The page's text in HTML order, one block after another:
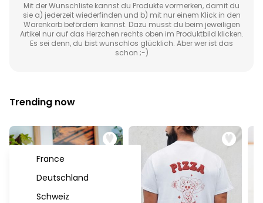
Mit der Wunschliste kannst du Produkte vormerken, damit du
sie a) jederzeit wiederfinden und b) mit nur einem Klick in den
Warenkorb befördern kannst. Dazu musst du beim jeweiligen
Artikel nur auf das Herzchen rechts oben im Produktbild klicken.
Es sei denn, du bist wunschlos glücklich. Aber wer ist das
schon ;-)
Trending now
France
Deutschland
Schweiz